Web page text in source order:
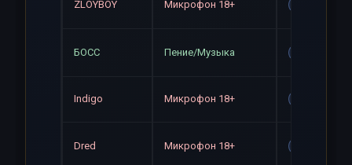
ZLOYBOY Микрофон 18+
БОСС Пение/Музыка
Indigo Микрофон 18+
Dred Микрофон 18+